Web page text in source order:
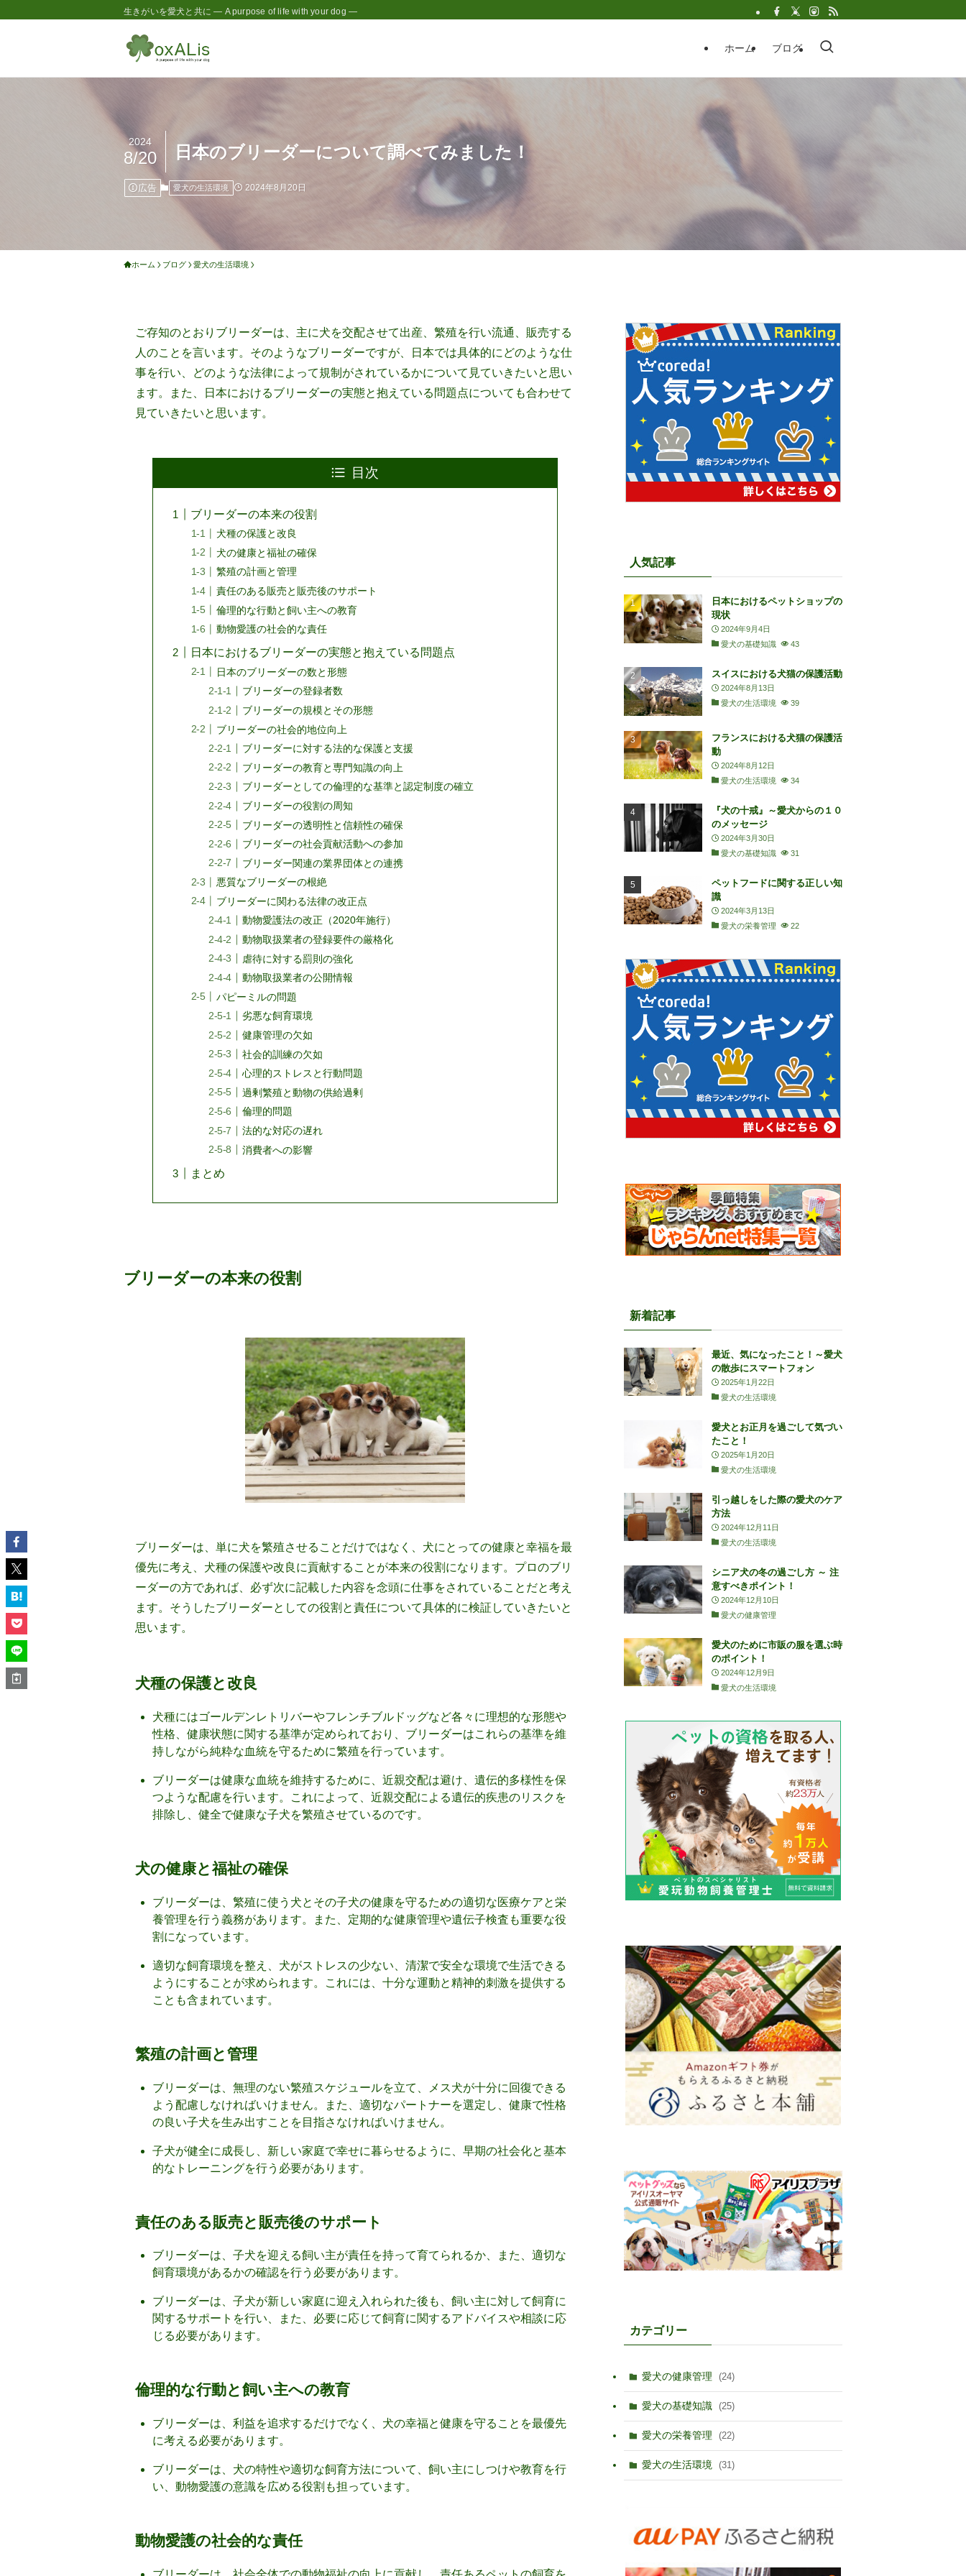
生きがいを愛犬と共に — A purpose of life with your dog —
ホーム ブログ
日本のブリーダーについて調べてみました！
2024
8/20
広告 愛犬の生活環境 2024年8月20日
ホーム ブログ 愛犬の生活環境
ご存知のとおりブリーダーは、主に犬を交配させて出産、繁殖を行い流通、販売する
人のことを言います。そのようなブリーダーですが、日本では具体的にどのような仕
事を行い、どのような法律によって規制がされているかについて見ていきたいと思い
ます。また、日本におけるブリーダーの実態と抱えている問題点についても合わせて
見ていきたいと思います。
目次
ブリーダーの本来の役割
犬種の保護と改良
犬の健康と福祉の確保
繁殖の計画と管理
責任のある販売と販売後のサポート
倫理的な行動と飼い主への教育
動物愛護の社会的な責任
日本におけるブリーダーの実態と抱えている問題点
日本のブリーダーの数と形態
ブリーダーの登録者数
ブリーダーの規模とその形態
ブリーダーの社会的地位向上
ブリーダーに対する法的な保護と支援
ブリーダーの教育と専門知識の向上
ブリーダーとしての倫理的な基準と認定制度の確立
ブリーダーの役割の周知
ブリーダーの透明性と信頼性の確保
ブリーダーの社会貢献活動への参加
ブリーダー関連の業界団体との連携
悪質なブリーダーの根絶
ブリーダーに関わる法律の改正点
動物愛護法の改正（2020年施行）
動物取扱業者の登録要件の厳格化
虐待に対する罰則の強化
動物取扱業者の公開情報
パピーミルの問題
劣悪な飼育環境
健康管理の欠如
社会的訓練の欠如
心理的ストレスと行動問題
過剰繁殖と動物の供給過剰
倫理的問題
法的な対応の遅れ
消費者への影響
まとめ
ブリーダーの本来の役割
ブリーダーは、単に犬を繁殖させることだけではなく、犬にとっての健康と幸福を最
優先に考え、犬種の保護や改良に貢献することが本来の役割になります。プロのブリ
ーダーの方であれば、必ず次に記載した内容を念頭に仕事をされていることだと考え
ます。そうしたブリーダーとしての役割と責任について具体的に検証していきたいと
思います。
犬種の保護と改良
犬種にはゴールデンレトリバーやフレンチブルドッグなど各々に理想的な形態や
性格、健康状態に関する基準が定められており、ブリーダーはこれらの基準を維
持しながら純粋な血統を守るために繁殖を行っています。
ブリーダーは健康な血統を維持するために、近親交配は避け、遺伝的多様性を保
つような配慮を行います。これによって、近親交配による遺伝的疾患のリスクを
排除し、健全で健康な子犬を繁殖させているのです。
犬の健康と福祉の確保
ブリーダーは、繁殖に使う犬とその子犬の健康を守るための適切な医療ケアと栄
養管理を行う義務があります。また、定期的な健康管理や遺伝子検査も重要な役
割になっています。
適切な飼育環境を整え、犬がストレスの少ない、清潔で安全な環境で生活できる
ようにすることが求められます。これには、十分な運動と精神的刺激を提供する
ことも含まれています。
繁殖の計画と管理
ブリーダーは、無理のない繁殖スケジュールを立て、メス犬が十分に回復できる
よう配慮しなければいけません。また、適切なパートナーを選定し、健康で性格
の良い子犬を生み出すことを目指さなければいけません。
子犬が健全に成長し、新しい家庭で幸せに暮らせるように、早期の社会化と基本
的なトレーニングを行う必要があります。
責任のある販売と販売後のサポート
ブリーダーは、子犬を迎える飼い主が責任を持って育てられるか、また、適切な
飼育環境があるかの確認を行う必要があります。
ブリーダーは、子犬が新しい家庭に迎え入れられた後も、飼い主に対して飼育に
関するサポートを行い、また、必要に応じて飼育に関するアドバイスや相談に応
じる必要があります。
倫理的な行動と飼い主への教育
ブリーダーは、利益を追求するだけでなく、犬の幸福と健康を守ることを最優先
に考える必要があります。
ブリーダーは、犬の特性や適切な飼育方法について、飼い主にしつけや教育を行
い、動物愛護の意識を広める役割も担っています。
動物愛護の社会的な責任
人気記事
日本におけるペットショップの
現状
2024年9月4日
愛犬の基礎知識
43
スイスにおける犬猫の保護活動
2024年8月13日
愛犬の生活環境
39
フランスにおける犬猫の保護活
動
2024年8月12日
愛犬の生活環境
34
『犬の十戒』～愛犬からの１０
のメッセージ
2024年3月30日
愛犬の基礎知識
31
ペットフードに関する正しい知
識
2024年3月13日
愛犬の栄養管理
22
新着記事
最近、気になったこと！～愛犬
の散歩にスマートフォン
2025年1月22日
愛犬の生活環境
愛犬とお正月を過ごして気づい
たこと！
2025年1月20日
愛犬の生活環境
引っ越しをした際の愛犬のケア
方法
2024年12月11日
愛犬の生活環境
シニア犬の冬の過ごし方 ～ 注
意すべきポイント！
2024年12月10日
愛犬の健康管理
愛犬のために市販の服を選ぶ時
のポイント！
2024年12月9日
愛犬の生活環境
カテゴリー
愛犬の健康管理 (24)
愛犬の基礎知識 (25)
愛犬の栄養管理 (22)
愛犬の生活環境 (31)